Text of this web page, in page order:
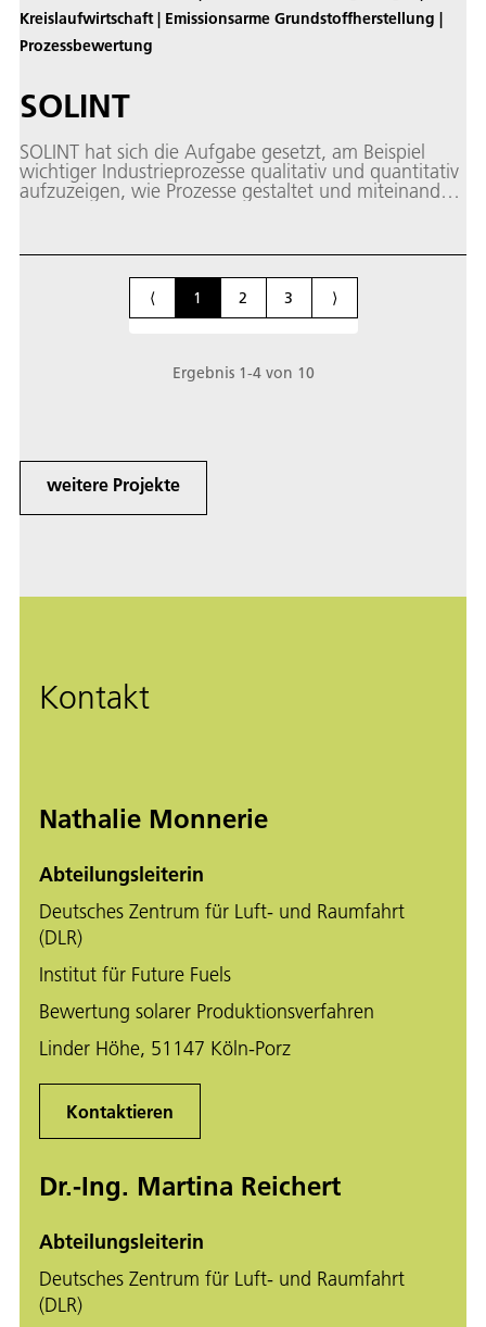
Kreislaufwirtschaft | Emissionsarme Grundstoffherstellung |
Prozessbewertung
SOLINT
SOLINT hat sich die Aufgabe gesetzt, am Beispiel
wichtiger Industrieprozesse qualitativ und quantitativ
aufzuzeigen, wie Prozesse gestaltet und miteinander
auf die benötigte Primärenergie optimal zu nutzen.
⟨ 1 2 3 ⟩
Ergebnis 1-4 von 10
weitere Projekte
Kontakt
Nathalie Monnerie
Abteilungsleiterin
Deutsches Zentrum für Luft- und Raumfahrt
(DLR)
Institut für Future Fuels
Bewertung solarer Produktionsverfahren
Linder Höhe, 51147 Köln-Porz
Kontaktieren
Dr.-Ing. Martina Reichert
Abteilungsleiterin
Deutsches Zentrum für Luft- und Raumfahrt
(DLR)